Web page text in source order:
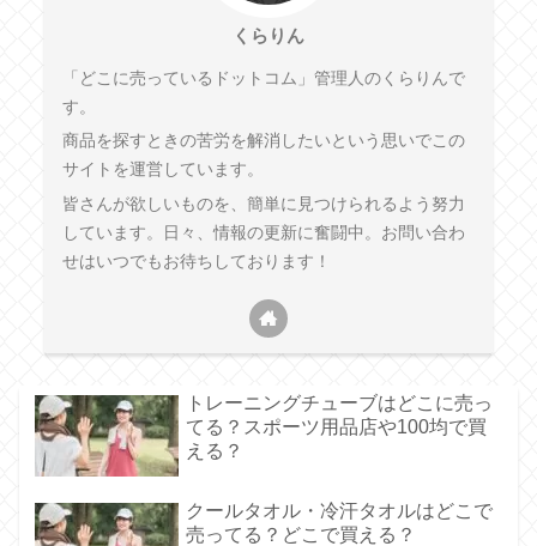
くらりん
「どこに売っているドットコム」管理人のくらりんで
す。
商品を探すときの苦労を解消したいという思いでこの
サイトを運営しています。
皆さんが欲しいものを、簡単に見つけられるよう努力
しています。日々、情報の更新に奮闘中。お問い合わ
せはいつでもお待ちしております！
トレーニングチューブはどこに売っ
てる？スポーツ用品店や100均で買
える？
クールタオル・冷汗タオルはどこで
売ってる？どこで買える？